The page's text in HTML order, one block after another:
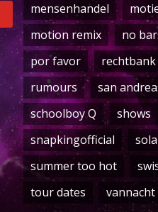
mensenhandel
motion remix
no
por favor
rechtbank
rumours
san
schoolboy Q
shows
snapkingofficial
summer too hot
tour dates
vannacht